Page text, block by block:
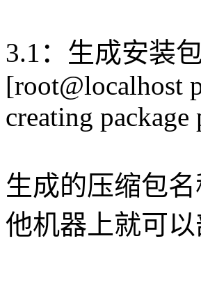
3.1：生成安装
[root@localhost
creating
生成的压缩包
他机器上就可以